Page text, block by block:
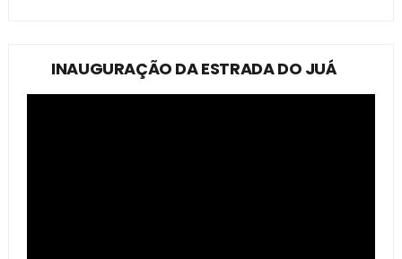
INAUGURAÇÃO DA ESTRADA DO JUÁ